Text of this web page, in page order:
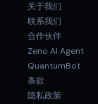
关于我们
联系我们
合作伙伴
Zeno AI Agent
QuantumBot
条款
隐私政策